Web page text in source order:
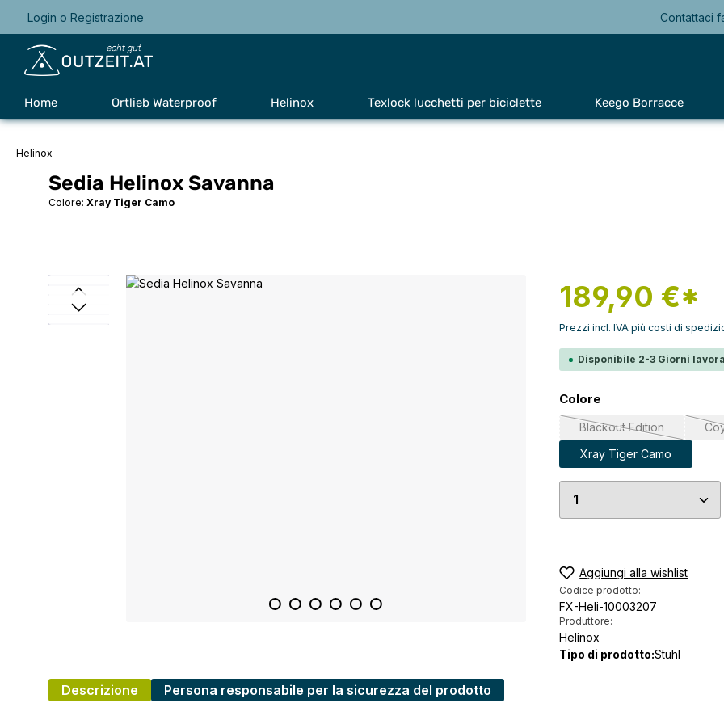
Passa alla navigazione principale
Login o Registrazione Contattaci
Home Ortlieb Waterproof Helinox Texlock lucchetti per biciclette Keego Borracce
Helinox
Sedia Helinox Savanna
Colore: Xray Tiger Camo
Salta la galleria di immagini 189,90 €*
Prezzi incl. IVA più costi di
Disponibile 2-3 Giorni
Seleziona
Colore
Blackout Edition
(Questa opzione
Xray Tiger Camo
Quantità del
Aggiungi alla wishlist
Codice prodotto:
FX-Heli-10003207
Produttore:
Helinox
Tipo di prodotto:Stuhl
Descrizione Persona responsabile per la sicurezza del prodotto